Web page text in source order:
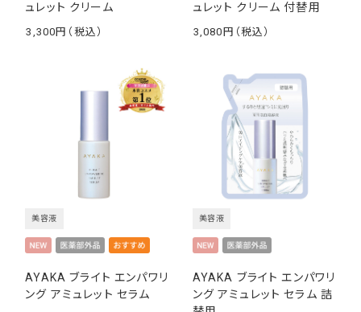
ュレット クリーム
3,300
ュレット クリーム 付替用
3,080
AYAKA ブライト エンパワリ
ング アミュレット セラム
美容液
AYAKA ブライト エンパワリ
ング アミュレット セラム 詰
美容液